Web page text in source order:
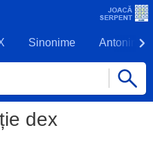
Sinonime Antonime
dex